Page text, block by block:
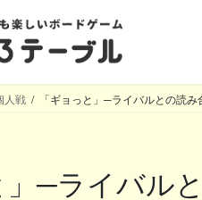
人戦 「ギョっと」─ライバルとの読